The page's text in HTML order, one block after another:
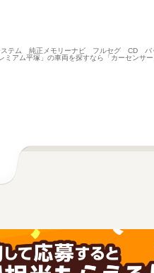
テム 純正メモリーナビ フルセグ CD
アム平塚」の車両を探すなら「カーセンサー